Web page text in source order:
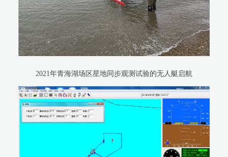
2021年青海湖场区星地同步观测试验的无人艇启航